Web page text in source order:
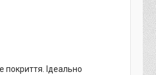
покриття. Ідеально